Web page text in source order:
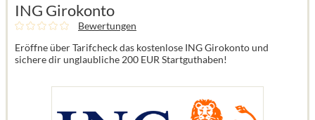
ING Girokonto
Bewertungen
Eröffne über Tarifcheck das kostenlose ING Girokonto und
sichere dir unglaubliche 200 EUR Startguthaben!